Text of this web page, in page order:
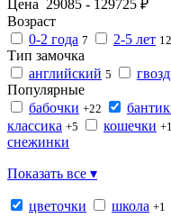
Цена 29085 - 129725 ₽
Возраст
0-2 года 7 2-5 лет 12
Тип замочка
английский 5
Популярные
бабочки +22
классика +5 кошечки +1
снежинки
Показать все ▾
цветочки школа +1